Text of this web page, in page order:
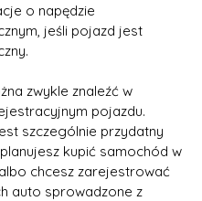
o napędzie
jeśli pojazd jest
zwykle znaleźć w
pojazdu.
szczególnie przydatny
kupić samochód w
chcesz zarejestrować
auto sprowadzone z